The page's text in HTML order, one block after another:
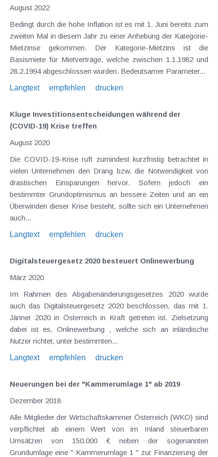
August 2022
Bedingt durch die hohe Inflation ist es mit 1. Juni bereits zum
zweiten Mal in diesem Jahr zu einer Anhebung der Kategorie-
Mietzinse gekommen. Der Kategorie-Mietzins ist die
Basismiete für Mietverträge, welche zwischen 1.1.1982 und
28.2.1994 abgeschlossen wurden. Bedeutsamer Parameter...
Langtext
empfehlen drucken
Kluge Investitionsentscheidungen während der
(COVID-19) Krise treffen
August 2020
Die COVID-19-Krise ruft zumindest kurzfristig betrachtet in
vielen Unternehmen den Drang bzw. die Notwendigkeit von
drastischen Einsparungen hervor. Sofern jedoch ein
bestimmter Grundoptimismus an bessere Zeiten und an ein
Überwinden dieser Krise besteht, sollte sich ein Unternehmen
auch...
Langtext
empfehlen drucken
Digitalsteuergesetz 2020 besteuert Onlinewerbung
März 2020
Im Rahmen des Abgabenänderungsgesetzes 2020 wurde
auch das Digitalsteuergesetz 2020 beschlossen, das mit 1.
Jänner 2020 in Österreich in Kraft getreten ist. Zielsetzung
dabei ist es, Onlinewerbung , welche sich an inländische
Nutzer richtet, unter bestimmten...
Langtext
empfehlen drucken
Neuerungen bei der "Kammerumlage 1" ab 2019
Dezember 2018
Alle Mitglieder der Wirtschaftskammer Österreich (WKO) sind
verpflichtet ab einem Wert von im Inland steuerbaren
Umsätzen von 150.000 € neben der sogenannten
Grundumlage eine " Kammerumlage 1 " zur Finanzierung der